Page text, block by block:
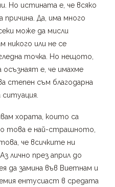
Но истината е, че всяко
причина. Да, има много
може да мисли
никого или не се
точка. Но нещото,
осъзнаят е, че имахме
степен съм благодарна
хората, които са
това е най-страшното,
че всичките ни
лично през април до
да замина във Виетнам и
ентусиаст в средата